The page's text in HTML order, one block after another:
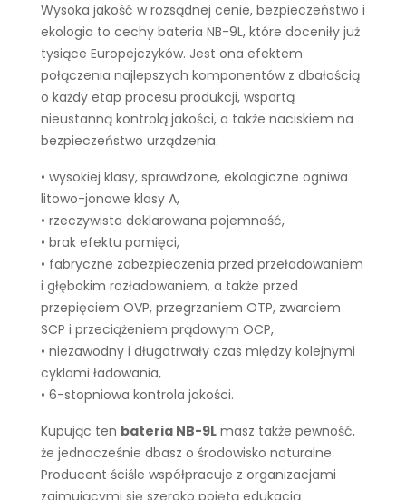
Wysoka jakość w rozsądnej cenie, bezpieczeństwo i
ekologia to cechy bateria NB-9L, które doceniły już
tysiące Europejczyków. Jest ona efektem
połączenia najlepszych komponentów z dbałością
o każdy etap procesu produkcji, wspartą
nieustanną kontrolą jakości, a także naciskiem na
bezpieczeństwo urządzenia.
• wysokiej klasy, sprawdzone, ekologiczne ogniwa
litowo-jonowe klasy A,
• rzeczywista deklarowana pojemność,
• brak efektu pamięci,
• fabryczne zabezpieczenia przed przeładowaniem
i głębokim rozładowaniem, a także przed
przepięciem OVP, przegrzaniem OTP, zwarciem
SCP i przeciążeniem prądowym OCP,
• niezawodny i długotrwały czas między kolejnymi
cyklami ładowania,
• 6-stopniowa kontrola jakości.
Kupując ten bateria NB-9L masz także pewność,
że jednocześnie dbasz o środowisko naturalne.
Producent ściśle współpracuje z organizacjami
zajmującymi się szeroko pojętą edukacją